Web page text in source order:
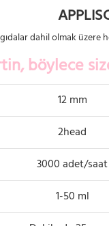
dahil olmak üzere
böylece
12 mm
2head
3000 adet/saat
1-50 ml